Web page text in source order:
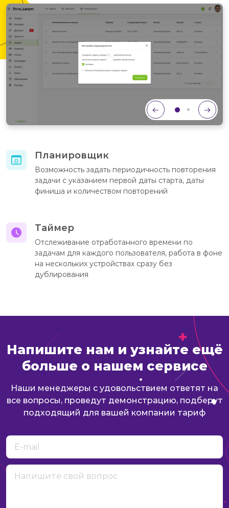
Планировщик
Возможность задать периодичность повторения
задачи с указанием первой даты старта, даты
финиша и количеством повторений
Таймер
Отслеживание отработанного времени по
задачам для каждого пользователя, работа в фоне
на нескольких устройствах сразу без
дублирования
Напишите нам и узнайте ещё
больше о нашем сервисе
Наши менеджеры с удовольствием ответят на
все вопросы, проведут демонстрацию, подберут
подходящий для вашей компании тариф